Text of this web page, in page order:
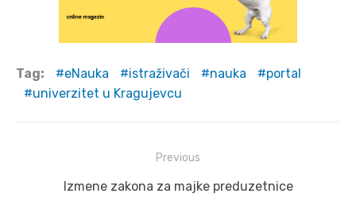
Tag: eNauka istraživači nauka
portal
univerzitet u Kragujevcu
navigation
Previous
Previous
Izmene zakona za majke preduzetnice